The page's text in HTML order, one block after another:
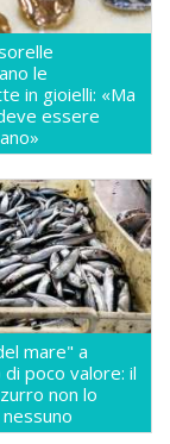
le
in gioielli: «Ma
essere
mare" a
poco valore: il
non lo